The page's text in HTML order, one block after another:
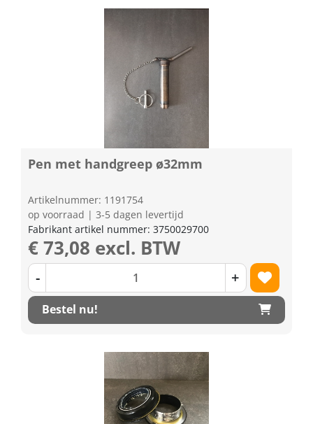
Pen met handgreep ø32mm
Artikelnummer: 1191754
op voorraad | 3-5 dagen levertijd
Fabrikant artikel nummer: 3750029700
€ 73,08 excl. BTW
- +
Bestel nu!